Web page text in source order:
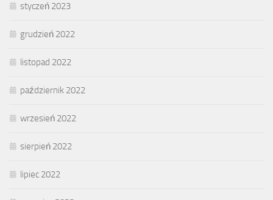
styczeń 2023
grudzień 2022
listopad 2022
październik 2022
wrzesień 2022
sierpień 2022
lipiec 2022